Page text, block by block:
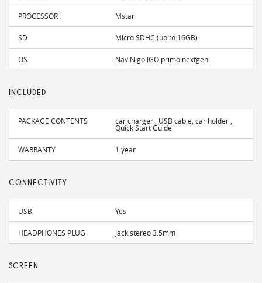
PROCESSOR Mstar
SD Micro SDHC (up to 16GB)
OS Nav N go IGO primo nextgen
INCLUDED
PACKAGE CONTENTS car charger , USB cable, car holder ,
Quick Start Guide
WARRANTY 1 year
CONNECTIVITY
USB Yes
HEADPHONES PLUG Jack stereo 3.5mm
SCREEN